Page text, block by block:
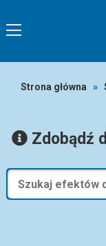
Strona główna »
Zdobądź